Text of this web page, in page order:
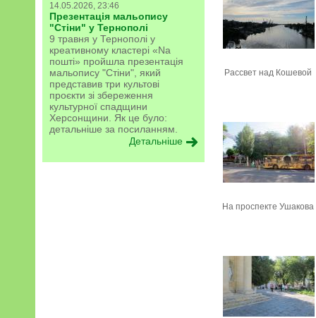
14.05.2026, 23:46
Презентація мальопису
"Стіни" у Тернополі
9 травня у Тернополі у
креативному кластері «Na
пошті» пройшла презентація
мальопису "Стіни", який
представив три культові
проєкти зі збереження
культурної спадщини
Херсонщини. Як це було:
детальніше за посиланням.
Детальніше
Рассвет над Кошевой
На проспекте Ушакова